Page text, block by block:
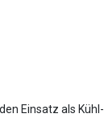
Einsatz als